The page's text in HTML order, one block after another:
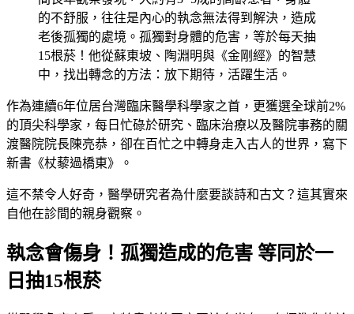
的不舒服，往往是內心的執念無法得到解決，造成
老後孤獨的處境。孤獨對身體的危害，等於每天抽
15根菸！他從蘇東坡、陶淵明與《金剛經》的智慧
中，找出轉念的方法：放下期待，活躍生活。
作為連續6年位居台灣臨床醫學科學家之首，更獲選全球前2%
的頂尖科學家，每日忙碌於研究、臨床治療以及醫院事務的關
渡醫院院長陳亮恭，卻在百忙之中轉身走入古人的世界，寫下
新書《杖藜過橋東》。
這不禁令人好奇，醫學研究者為什麼要談詩和古文？這其實來
自他在診間的親身觀察。
執念會傷身！孤獨造成的危害 等同於一
日抽15根菸